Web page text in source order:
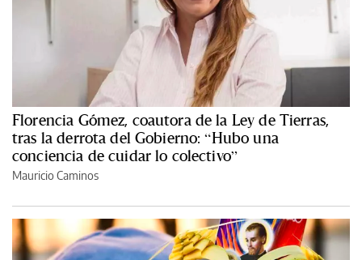
Florencia Gómez, coautora de la Ley de Tierras,
tras la derrota del Gobierno: “Hubo una
conciencia de cuidar lo colectivo”
Mauricio Caminos